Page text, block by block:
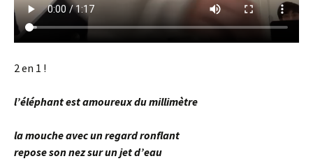
2 en 1 !
l’éléphant est amoureux du millimètre
la mouche avec un regard ronflant
repose son nez sur un jet d’eau